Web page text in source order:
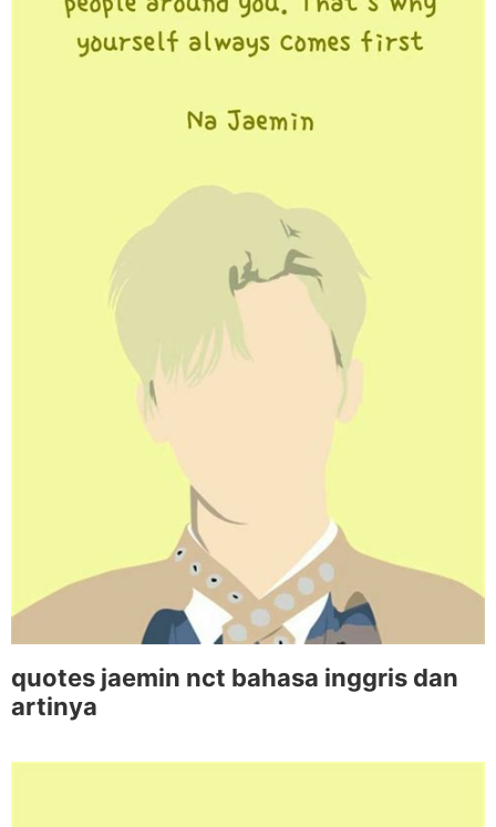
quotes jaemin nct bahasa inggris dan
artinya